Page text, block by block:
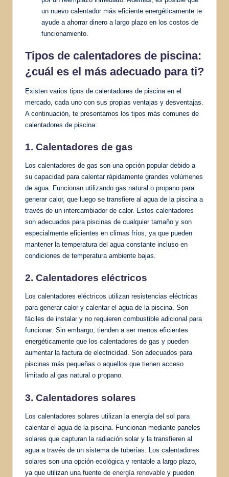
un nuevo calentador más eficiente energéticamente te
ayude a ahorrar dinero a largo plazo en los costos de
funcionamiento.
Tipos de calentadores de piscina:
¿cuál es el más adecuado para ti?
Existen varios tipos de calentadores de piscina en el
mercado, cada uno con sus propias ventajas y desventajas.
A continuación, te presentamos los tipos más comunes de
calentadores de piscina:
1. Calentadores de gas
Los calentadores de gas son una opción popular debido a
su capacidad para calentar rápidamente grandes volúmenes
de agua. Funcionan utilizando gas natural o propano para
generar calor, que luego se transfiere al agua de la piscina a
través de un intercambiador de calor. Estos calentadores
son adecuados para piscinas de cualquier tamaño y son
especialmente eficientes en climas fríos, ya que pueden
mantener la temperatura del agua constante incluso en
condiciones de temperatura ambiente bajas.
2. Calentadores eléctricos
Los calentadores eléctricos utilizan resistencias eléctricas
para generar calor y calentar el agua de la piscina. Son
fáciles de instalar y no requieren combustible adicional para
funcionar. Sin embargo, tienden a ser menos eficientes
energéticamente que los calentadores de gas y pueden
aumentar la factura de electricidad. Son adecuados para
piscinas más pequeñas o aquellos que tienen acceso
limitado al gas natural o propano.
3. Calentadores solares
Los calentadores solares utilizan la energía del sol para
calentar el agua de la piscina. Funcionan mediante paneles
solares que capturan la radiación solar y la transfieren al
agua a través de un sistema de tuberías. Los calentadores
solares son una opción ecológica y rentable a largo plazo,
ya que utilizan una fuente de energía renovable y pueden